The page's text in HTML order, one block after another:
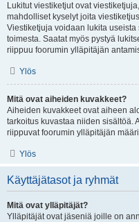
Lukitut viestiketjut ovat
mahdolliset kyselyt joita
Viestiketjuja voidaan lukita
toimesta. Saatat myös pystyä
riippuu foorumin ylläpitäjän
Ylös
Mitä ovat aiheiden kuvakkeet?
Aiheiden kuvakkeet ovat aiheen
tarkoitus kuvastaa niiden sisältöä.
riippuvat foorumin ylläpitäjän
Ylös
Käyttäjätasot ja ryhmät
Mitä ovat ylläpitäjät?
Ylläpitäjät ovat jäseniä joille on